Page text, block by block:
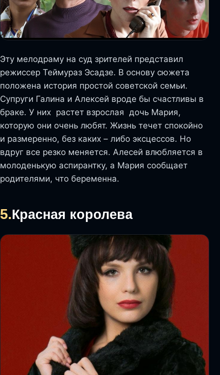
Эту мелодраму на суд зрителей представил
режиссер Теймураз Эсадзе. В основу сюжета
положена история простой советской семьи.
Супруги Галина и Алексей вроде бы счастливы в
браке. У них растет взрослая дочь Мария,
которую они очень любят. Жизнь течет спокойно
и размеренно, без каких – либо эксцессов. Но
вдруг все резко меняется. Алесей влюбляется в
молоденькую аспирантку, а Мария сообщает
родителями, что беременна.
5.Красная королева